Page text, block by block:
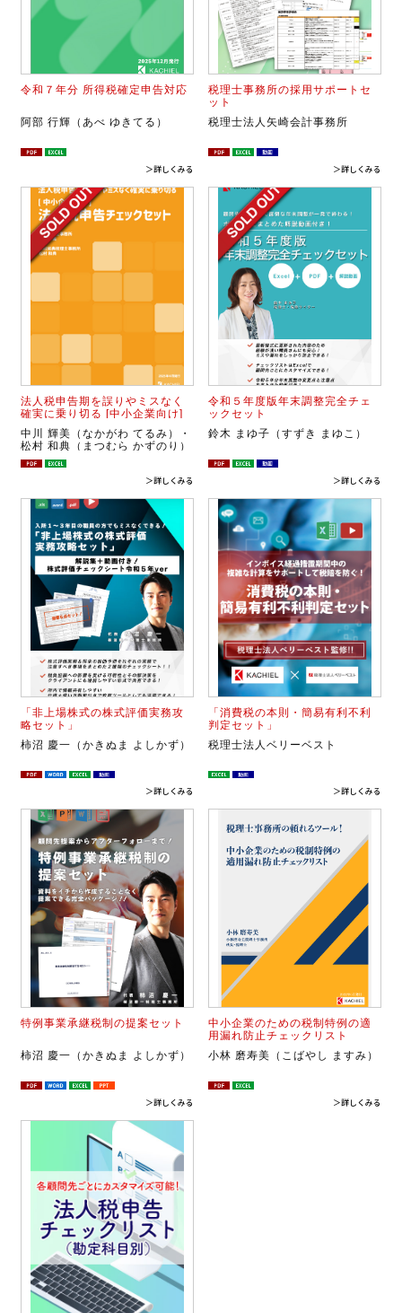
令和７年分 所得税確定申告対応
阿部 行輝（あべ ゆきてる）
＞詳しくみる
税理士事務所の採用サポートセ
ット
税理士法人矢崎会計事務所
＞詳しくみる
法人税申告期を誤りやミスなく
確実に乗り切る [中小企業向け]
法人税申告チェックセット
中川 輝美（なかがわ てるみ）・
松村 和典（まつむら かずのり）
＞詳しくみる
令和５年度版年末調整完全チェ
ックセット
鈴木 まゆ子（すずき まゆこ）
＞詳しくみる
「非上場株式の株式評価実務攻
略セット」
柿沼 慶一（かきぬま よしかず）
＞詳しくみる
「消費税の本則・簡易有利不利
判定セット」
税理士法人ベリーベスト
＞詳しくみる
特例事業承継税制の提案セット
柿沼 慶一（かきぬま よしかず）
＞詳しくみる
中小企業のための税制特例の適
用漏れ防止チェックリスト
小林 磨寿美（こばやし ますみ）
＞詳しくみる